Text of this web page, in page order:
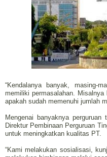
“Kendalanya banyak, masing-
memiliki permasalahan. Misalnya
apakah sudah memenuhi jumlah
Mengenai banyaknya
Direktur Pembinaan Perguruan
untuk meningkatkan kualitas PT.
“Kami melakukan sosialisasi,